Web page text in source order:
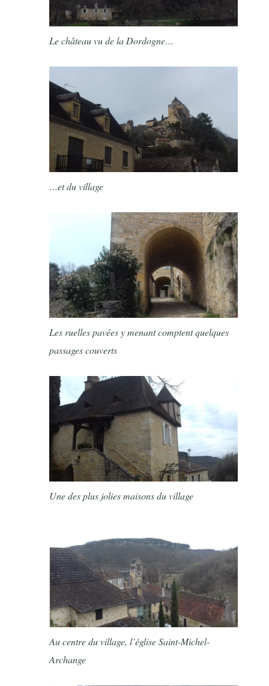
Le château vu de la Dordogne…
…et du village
Les ruelles pavées y menant comptent quelques
passages couverts
Une des plus jolies maisons du village
Au centre du village, l’église Saint-Michel-
Archange